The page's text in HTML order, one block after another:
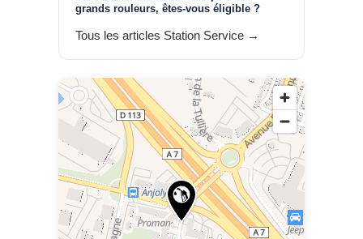
grands rouleurs, êtes-vous éligible ?
Tous les articles Station Service →